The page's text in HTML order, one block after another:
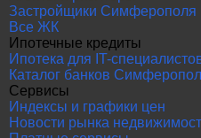
Застройщики Симферополя
Все ЖК
Ипотечные кредиты
Ипотека для IT-
Каталог банков
Сервисы
Индексы и графики цен
Новости рынка